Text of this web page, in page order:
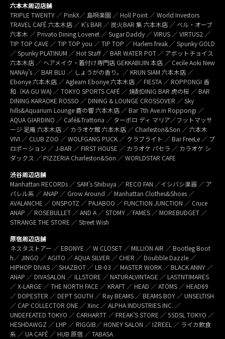
六本木周辺店舗
TRIPLE TWENTY ／ PinkX／ 島唄楽園 ／ Holl Point ／ World Investors
TRAVEL CAFÉ 六本木店 ／ K’s BAR ／ 炭火BAR 集 六本木店 ／ ベル・オーブ
六本木 ／ Privato Dining Lovenet ／ Sugar Daddy ／ VIRUS ／ VIRTUS2 ／
TIP TOP CAVE ／ TIP TOP you ／ TIP TOP ／ Harlem freak ／ Spunky GOLD
／ Spunky PLATINUM ／ Hot Staff ／ BAR WATER POT ／ アボットチョイス
六本木店 ／ ヘアメイク・着付け専門店 GEKKABIJIN 本店 ／ Cecile Aoki New
NANAy’s ／ BAR BLU ／ しょうがの香り。／ KRUN SIAM 六本木店 ／
Ebonye 六本木店 ／ Agleam Ebonye 六本木店 ／ FIESTA ／ ROPPONGI 香
和（KA GU WA) ／ TOKYO SPORTS CAFÉ ／ 焼酎DINIG BAR 虎の桜 ／ BAR
DINING KARAOKE ROSSO ／ DINING & LOUNGE CROSSOVER ／ Sky
hills&Aquarium Lounge 蒼の響 六本木店 ／ Bar 7th Ave.in Roppongi ／
AQUA GIARDINO ／ Café&Trattoria ／ ターボロ ディ マリア／フットマッサ
ージ 足庵 六本木店 ／ カラオケ館 六本木店 ／ Charleston&Son ／ 六本木
VIVI ／ CLUB ZOO ／ WOLFGANG PUCK ／ クラブライト ／ Bar FreeLe ／ プ
ロポーション ／ J-BAR ／ FIRST HOUSE ／ カラオケ パセラ ／ カラオケ シ
ダックス ／ PIZZERIA Charleston&Son ／ WORLDSTAR CAFE
渋谷周辺店舗
Manhattan RECORDs ／ SAM’s Shibuya ／ RECO FAN ／イシバシ楽器 ／ ア
パレル系 ／ ANAP ／ Grow Around ／ Manhattan Clothes&Shoes ／
AVALANCHE ／ ONSPOTZ ／ PAJABOO ／ FUNCTION JUNCTION ／ Cruce
ANAP ／ ROSEBULLET ／ AND A ／ STOMY ／FAMES ／ MOREBUDGET ／
STRANGE THE STORE ／ Street Wish
原宿周辺店舗
ネスタストアー ／ EBONYE ／ W CLOSET ／ MILLION AIR ／ Bootleg Boot
h／ JINGO ／ AGITO ／ AQUA SILVER ／ CHER ／ Doubble Dazzle ／
HIPHOP DIVAS ／ SHAZBOT ／ LB-03 ／ MASTER WORK ／ BLACK ANNY ／
ANAP ／ DIVASALON ／ ILLSTORE ／ NATURALVINTAGE ／ LASTNTIMARES
／ X-LARGE ／ THE NORTH FACE ／ KRAFT ／ HEAD ／ ATOMS ／ HEAD69
／ DOPESTER ／ DEPT SOUTH ／ Ray BEAMS ／ BEAMS BOY ／ UNSELTISH
／ CAP COLLECTOR ONE ／ Xinc ／ ALPHA INDUSTRIES INC. ／
UNDEFEATED TOKYO ／ CARHARTT ／ FREAK’S STORE ／ 55DSL TOKYO ／
HESHDAWGZ ／ LHP ／ RIGGIB／ HONEY SALON ／ IZREEL ／ ライカ飲食
系 ／ UA CAFÉ ／ HUB 原宿 ／ TABASA